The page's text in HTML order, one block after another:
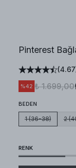
Pinterest
(4.67
%42 ₺ 1.699,00
BEDEN
1 (36-38) 2
RENK